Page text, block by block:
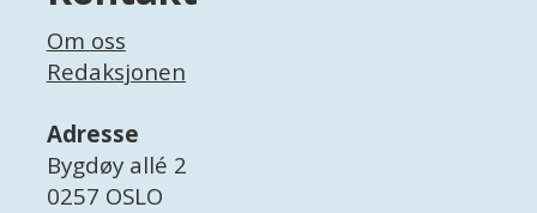
Om oss
Redaksjonen
Adresse
Bygdøy allé 2
0257 OSLO